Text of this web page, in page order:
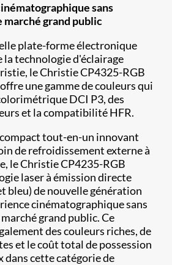
sans
grand public
plate-forme électronique
la technologie d'éclairage
le Christie CP4325-RGB
une gamme de couleurs qui
DCI P3, des
et la compatibilité HFR.
tout-en-un innovant
de refroidissement externe à
le Christie CP4235-RGB
laser à émission directe
bleu) de nouvelle génération
cinématographique sans
grand public. Ce
des couleurs riches, de
et le coût total de possession
dans cette catégorie de